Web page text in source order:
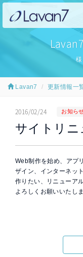
様
Lavan7 更新情報一
2016/02/24 お知ら
サイトリニ
Web制作を始め、アプ
ザイン、インターネッ
作りたい、リニューア
よろしくお願いいたし